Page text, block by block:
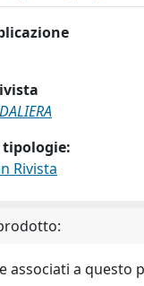
tipologie:
Rivista
associati a questo